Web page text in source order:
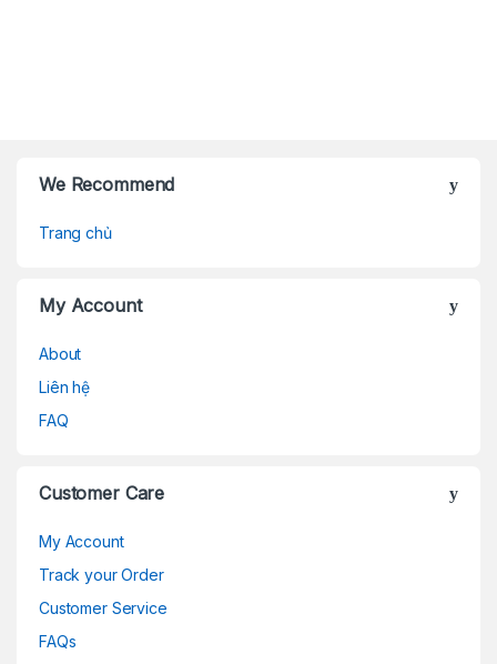
We Recommend
Trang chủ
My Account
About
Liên hệ
FAQ
Customer Care
My Account
Track your Order
Customer Service
FAQs